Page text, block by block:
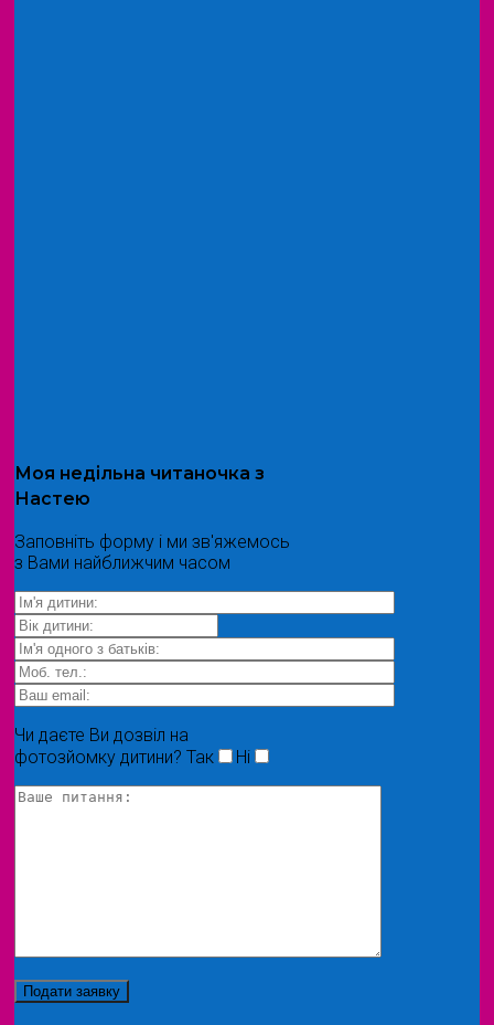
Моя недільна читаночка з
Настею
Заповніть форму і ми зв'яжемось
з Вами найближчим часом
Чи даєте Ви дозвіл на
фотозйомку дитини? Так Ні